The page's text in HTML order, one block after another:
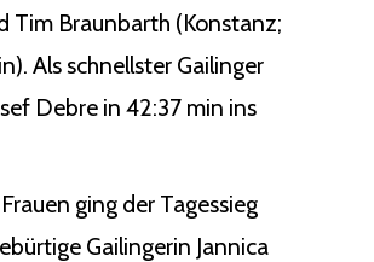
Tim Braunbarth (Konstanz;
Als schnellster Gailinger
Debre in 42:37 min ins
ging der Tagessieg
Gailingerin Jannica